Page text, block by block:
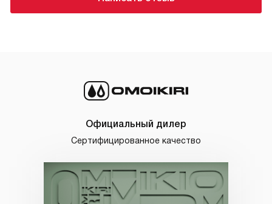
Официальный дилер
Сертифицированное качество